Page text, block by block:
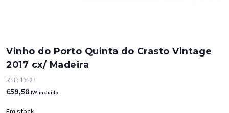
Vinho do Porto Quinta do Crasto Vintage
2017 cx/ Madeira
REF: 13127
€59,58 IVA incluído